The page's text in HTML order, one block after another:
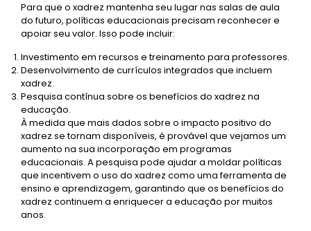
Para que o xadrez mantenha seu lugar nas salas de aula
do futuro, políticas educacionais precisam reconhecer e
apoiar seu valor. Isso pode incluir:
Investimento em recursos e treinamento para professores.
Desenvolvimento de currículos integrados que incluem
xadrez.
Pesquisa contínua sobre os benefícios do xadrez na
educação.
À medida que mais dados sobre o impacto positivo do
xadrez se tornam disponíveis, é provável que vejamos um
aumento na sua incorporação em programas
educacionais. A pesquisa pode ajudar a moldar políticas
que incentivem o uso do xadrez como uma ferramenta de
ensino e aprendizagem, garantindo que os benefícios do
xadrez continuem a enriquecer a educação por muitos
anos.